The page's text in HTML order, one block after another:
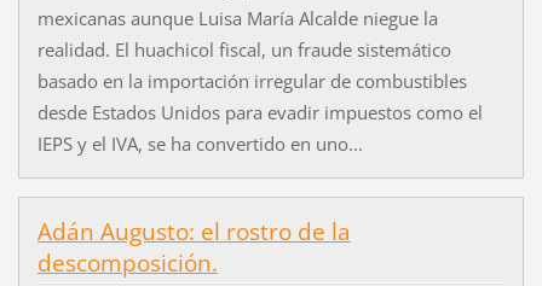
mexicanas aunque Luisa María Alcalde niegue la
realidad. El huachicol fiscal, un fraude sistemático
basado en la importación irregular de combustibles
desde Estados Unidos para evadir impuestos como el
IEPS y el IVA, se ha convertido en uno...
Adán Augusto: el rostro de la
descomposición.